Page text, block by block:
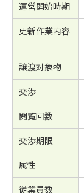
運営開始時期
更新作業内容
譲渡対象物
交渉
閲覧回数
交渉期限
属性
従業員数